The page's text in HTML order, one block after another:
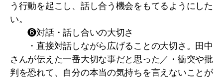
う行動を起こし、話し合う機会をもてるようにした
い。
❻対話・話し合いの大切さ
・直接対話しながら広げることの大切さ。田中
さんが伝えた一番大切な事だと思った／・衝突や批
判を恐れて、自分の本当の気持ちを言えないことが